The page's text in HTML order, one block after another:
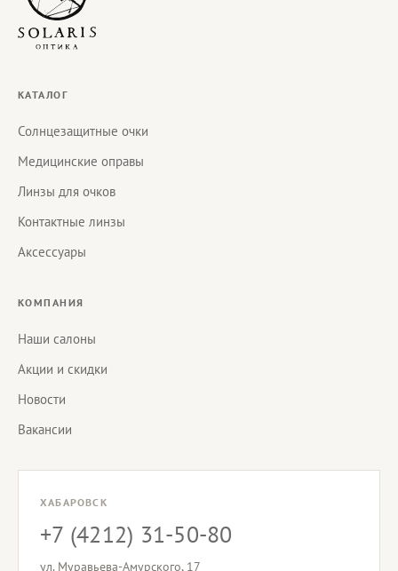
КАТАЛОГ
Солнцезащитные очки
Медицинские оправы
Линзы для очков
Контактные линзы
Аксессуары
КОМПАНИЯ
Наши салоны
Акции и скидки
Новости
Вакансии
ХАБАРОВСК
+7 (4212) 31-50-80
ул. Муравьева-Амурского, 17